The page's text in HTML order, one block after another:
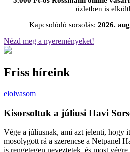
üzletben is
Kapcsolódó sorsolás: 2026.
Nézd meg a nyereményeket!
Friss híreink
elolvasom
Kisorsoltuk a júliusi Havi
Vége a júliusnak, ami azt jelenti, hogy
mosolygott rá a szerencse a Netpanel